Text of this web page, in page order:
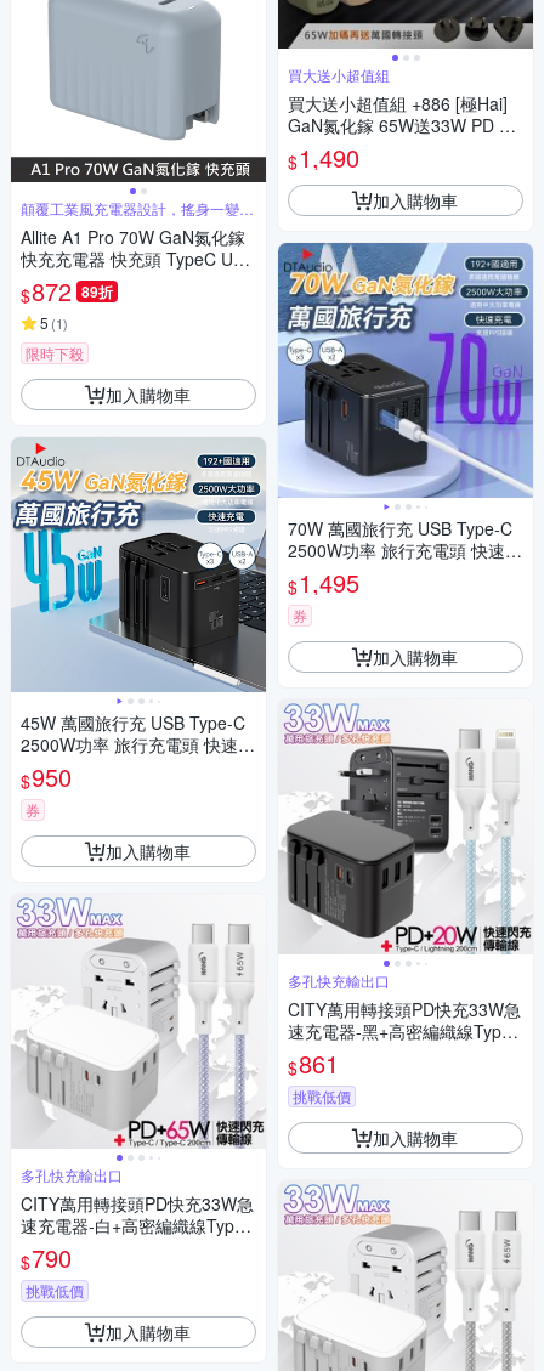
顛覆工業風充電器設計，搖身一變時
尚配件
Allite A1 Pro 70W GaN氮化鎵
快充充電器 快充頭 TypeC USB
-C 附萬國轉接頭 - 霧霾藍
$872 89折
5 (1)
限時下殺
加入購物車
45W 萬國旅行充 USB Type-C
2500W功率 旅行充電頭 快速充
電 萬用轉接頭 氮化鎵
$950
券
加入購物車
多孔快充輸出口
CITY萬用轉接頭PD快充33W急
速充電器-白+高密編織線Type-
C to Type-C充電線-200cm
$790
挑戰低價
加入購物車
買大送小超值組
買大送小超值組 +886 [極Hai]
GaN氮化鎵 65W送33W PD 快
充充電器 再加送萬國轉接頭 (3
色可選)
$1,490
加入購物車
70W 萬國旅行充 USB Type-C
2500W功率 旅行充電頭 快速充
電 萬用轉接頭 氮化鎵
$1,495
券
加入購物車
多孔快充輸出口
CITY萬用轉接頭PD快充33W急
速充電器-黑+高密編織線Type-
C to Lightning iphone/ipad充電
線-200cm
$861
挑戰低價
加入購物車